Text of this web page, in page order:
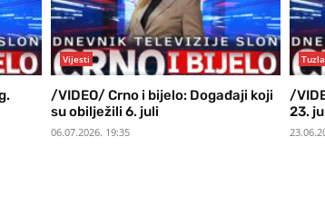
Vijesti
/VIDEO/ Crno i bijelo: Događaji koji
su obilježili 6. juli
06.07.2026. 19:35
/
23.